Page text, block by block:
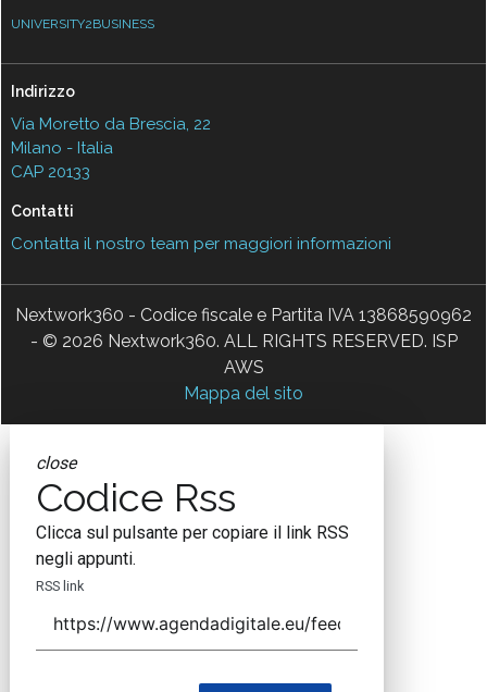
UNIVERSITY2BUSINESS
Indirizzo
Via Moretto da Brescia, 22
Milano - Italia
CAP 20133
Contatti
Contatta il nostro team per maggiori informazioni
Nextwork360 - Codice fiscale e Partita IVA 13868590962
- © 2026 Nextwork360. ALL RIGHTS RESERVED. ISP
AWS
Mappa del sito
close
Codice Rss
Clicca sul pulsante per copiare il link RSS
negli appunti.
RSS link